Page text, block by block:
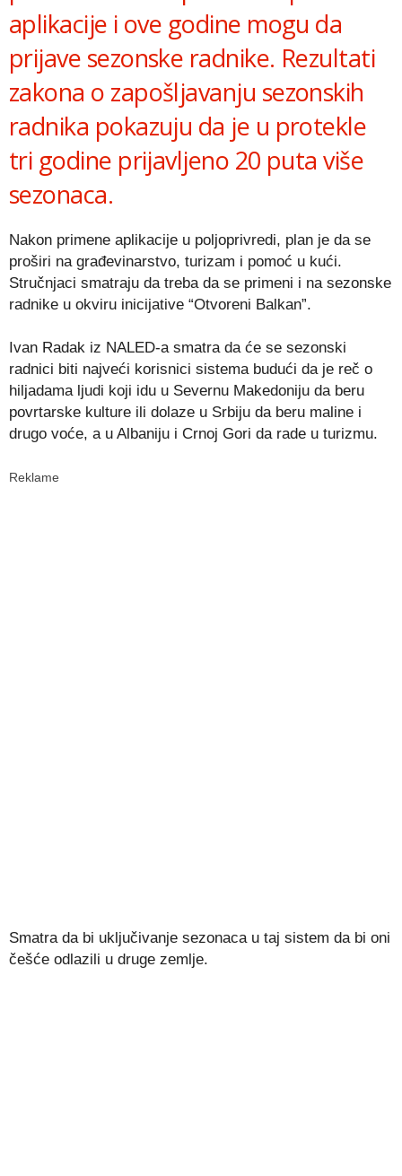
aplikacije i ove godine mogu da
prijave sezonske radnike. Rezultati
zakona o zapošljavanju sezonskih
radnika pokazuju da je u protekle
tri godine prijavljeno 20 puta više
sezonaca.
Nakon primene aplikacije u poljoprivredi, plan je da se
proširi na građevinarstvo, turizam i pomoć u kući.
Stručnjaci smatraju da treba da se primeni i na sezonske
radnike u okviru inicijative “Otvoreni Balkan”.
Ivan Radak iz NALED-a smatra da će se sezonski
radnici biti najveći korisnici sistema budući da je reč o
hiljadama ljudi koji idu u Severnu Makedoniju da beru
povrtarske kulture ili dolaze u Srbiju da beru maline i
drugo voće, a u Albaniju i Crnoj Gori da rade u turizmu.
Reklame
Smatra da bi uključivanje sezonaca u taj sistem da bi oni
češće odlazili u druge zemlje.